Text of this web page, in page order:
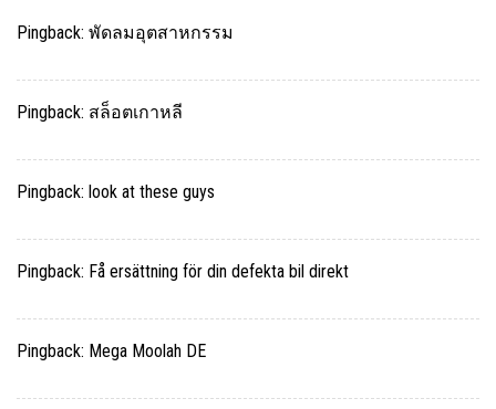
Pingback: พัดลมอุตสาหกรรม
Pingback: สล็อตเกาหลี
Pingback: look at these guys
Pingback: Få ersättning för din defekta bil direkt
Pingback: Mega Moolah DE